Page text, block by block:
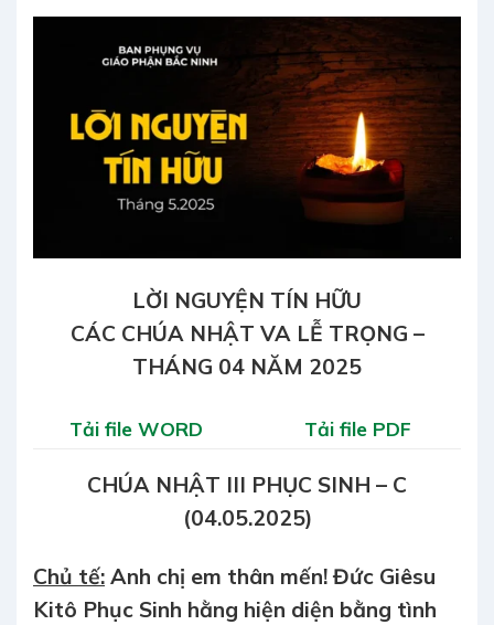
LỜI NGUYỆN TÍN HỮU
CÁC CHÚA NHẬT VA LỄ TRỌNG –
THÁNG 04 NĂM 2025
Tải file WORD Tải file PDF
CHÚA NHẬT III PHỤC SINH – C
(04.05.2025)
Chủ tế: Anh chị em thân mến! Đức Giêsu
Kitô Phục Sinh hằng hiện diện bằng tình